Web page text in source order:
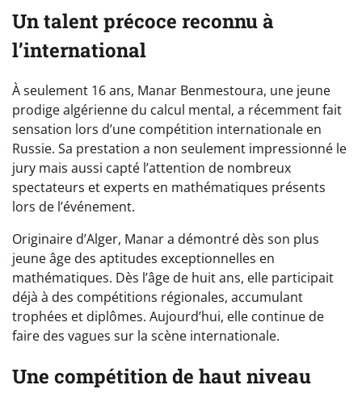
Un talent précoce reconnu à
l’international
À seulement 16 ans, Manar Benmestoura, une jeune
prodige algérienne du calcul mental, a récemment fait
sensation lors d’une compétition internationale en
Russie. Sa prestation a non seulement impressionné le
jury mais aussi capté l’attention de nombreux
spectateurs et experts en mathématiques présents
lors de l’événement.
Originaire d’Alger, Manar a démontré dès son plus
jeune âge des aptitudes exceptionnelles en
mathématiques. Dès l’âge de huit ans, elle participait
déjà à des compétitions régionales, accumulant
trophées et diplômes. Aujourd’hui, elle continue de
faire des vagues sur la scène internationale.
Une compétition de haut niveau